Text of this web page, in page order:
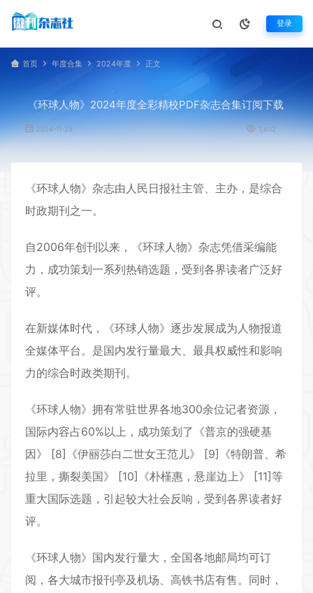
登录
首页 年度合集 2024年度 正文
《环球人物》2024年度全彩精校PDF杂志合集订阅下载
2024-11-25 1,602
《环球人物》杂志由人民日报社主管、主办，是综合
时政期刊之一。
自2006年创刊以来，《环球人物》杂志凭借采编能
力，成功策划一系列热销选题，受到各界读者广泛好
评。
在新媒体时代，《环球人物》逐步发展成为人物报道
全媒体平台。是国内发行量最大、最具权威性和影响
力的综合时政类期刊。
《环球人物》拥有常驻世界各地300余位记者资源，
国际内容占60%以上，成功策划了《普京的强硬基
因》 [8]《伊丽莎白二世女王范儿》 [9]《特朗普、希
拉里，撕裂美国》 [10]《朴槿惠，悬崖边上》 [11]等
重大国际选题，引起较大社会反响，受到各界读者好
评。
《环球人物》国内发行量大，全国各地邮局均可订
阅，各大城市报刊亭及机场、高铁书店有售。同时，